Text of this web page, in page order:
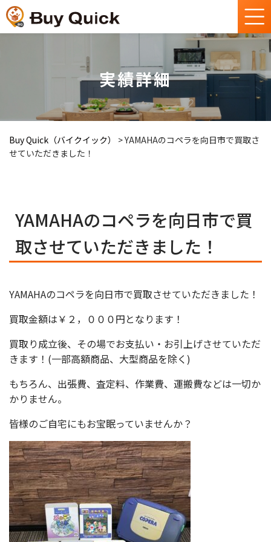
実績詳細
Buy Quick（バイクイック） >YAMAHAのコペラを向日市で買取さ
せていただきました！
YAMAHAのコペラを向日市で買
取させていただきました！
YAMAHAのコペラを向日市で買取させていただきました！
買取金額は￥２，０００円となります！
買取り成立後、その場でお支払い・お引上げさせていただ
きます！(一部高額商品、大型商品を除く)
もちろん、出張費、査定料、作業費、運搬費などは一切か
かりません。
皆様のご自宅にもお宝眠っていませんか？